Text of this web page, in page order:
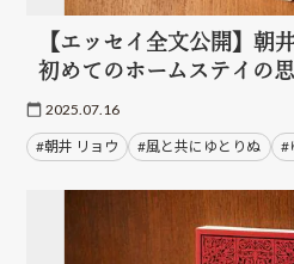
【エッセイ全文公開】朝
初めてのホームステイの
2025.07.16
#朝井 リョウ #風と共にゆとりぬ #